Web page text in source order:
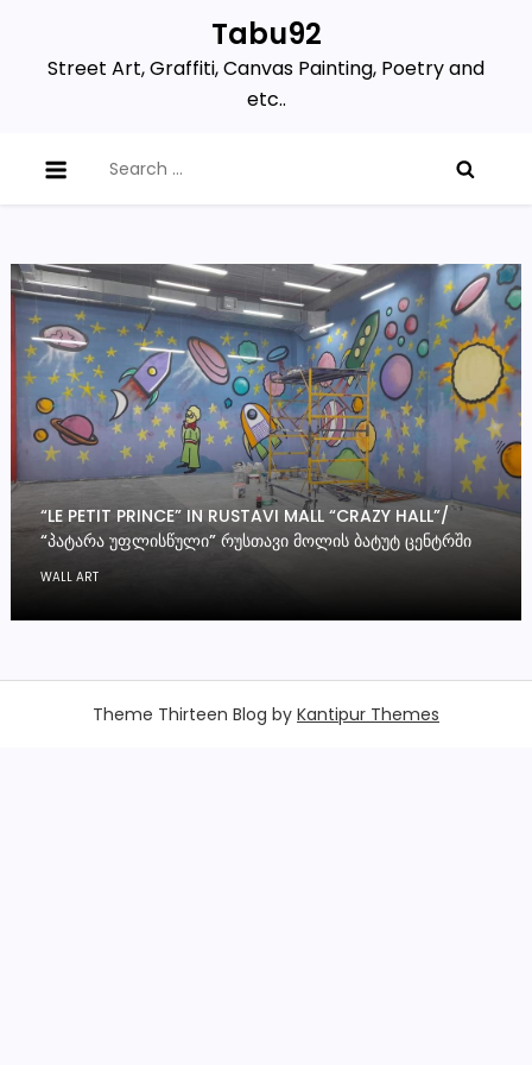
content
Tabu92
Street Art, Graffiti, Canvas Painting, Poetry and
etc..
for:
“LE PETIT PRINCE” IN RUSTAVI MALL “CRAZY HALL”/
“ᲞᲐᲢᲐᲠᲐ ᲣᲤᲚᲘᲡᲬᲣᲚᲘ” ᲠᲣᲡᲗᲐᲕᲘ ᲛᲝᲚᲘᲡ ᲑᲐᲢᲣᲢ ᲪᲔᲜᲢᲠᲨᲘ
WALL ART
Theme Thirteen Blog by Kantipur Themes